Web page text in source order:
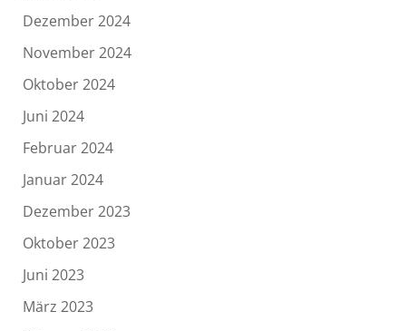
Dezember 2024
November 2024
Oktober 2024
Juni 2024
Februar 2024
Januar 2024
Dezember 2023
Oktober 2023
Juni 2023
März 2023